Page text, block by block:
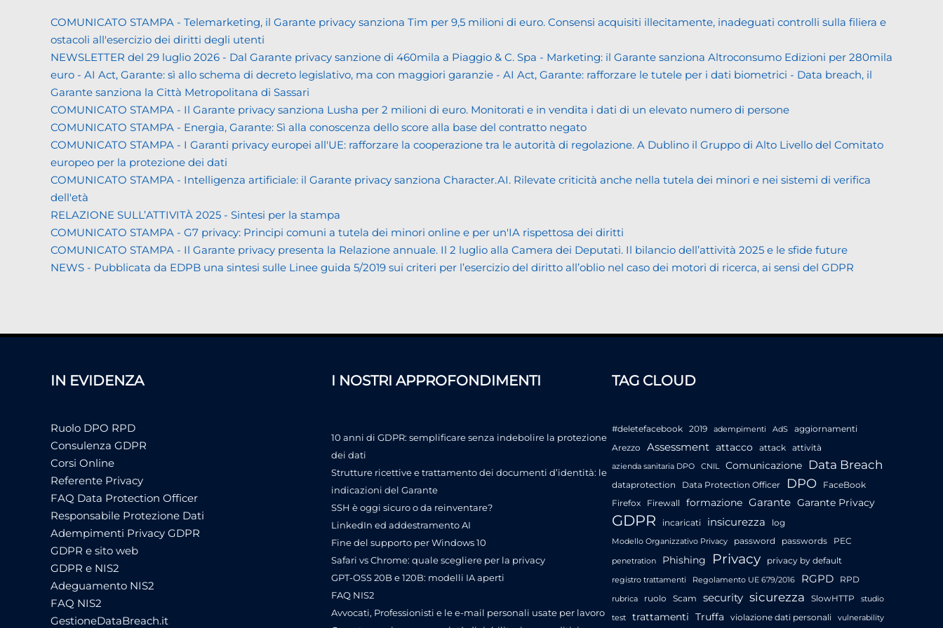
COMUNICATO STAMPA - Telemarketing, il Garante privacy sanziona Tim per 9,5 milioni di euro. Consensi acquisiti illecitamente, inadeguati controlli sulla filiera e
ostacoli all'esercizio dei diritti degli utenti
NEWSLETTER del 29 luglio 2026 - Dal Garante privacy sanzione di 460mila a Piaggio & C. Spa - Marketing: il Garante sanziona Altroconsumo Edizioni per 280mila
euro - AI Act, Garante: sì allo schema di decreto legislativo, ma con maggiori garanzie - AI Act, Garante: rafforzare le tutele per i dati biometrici - Data breach, il
Garante sanziona la Città Metropolitana di Sassari
COMUNICATO STAMPA - Il Garante privacy sanziona Lusha per 2 milioni di euro. Monitorati e in vendita i dati di un elevato numero di persone
COMUNICATO STAMPA - Energia, Garante: Sì alla conoscenza dello score alla base del contratto negato
COMUNICATO STAMPA - I Garanti privacy europei all'UE: rafforzare la cooperazione tra le autorità di regolazione. A Dublino il Gruppo di Alto Livello del Comitato
europeo per la protezione dei dati
COMUNICATO STAMPA - Intelligenza artificiale: il Garante privacy sanziona Character.AI. Rilevate criticità anche nella tutela dei minori e nei sistemi di verifica
dell'età
RELAZIONE SULL’ATTIVITÀ 2025 - Sintesi per la stampa
COMUNICATO STAMPA - G7 privacy: Principi comuni a tutela dei minori online e per un'IA rispettosa dei diritti
COMUNICATO STAMPA - Il Garante privacy presenta la Relazione annuale. Il 2 luglio alla Camera dei Deputati. Il bilancio dell’attività 2025 e le sfide future
NEWS - Pubblicata da EDPB una sintesi sulle Linee guida 5/2019 sui criteri per l’esercizio del diritto all’oblio nel caso dei motori di ricerca, ai sensi del GDPR
IN EVIDENZA
Ruolo DPO RPD
Consulenza GDPR
Corsi Online
Referente Privacy
FAQ Data Protection Officer
Responsabile Protezione Dati
Adempimenti Privacy GDPR
GDPR e sito web
GDPR e NIS2
Adeguamento NIS2
FAQ NIS2
GestioneDataBreach.it
I NOSTRI APPROFONDIMENTI
10 anni di GDPR: semplificare senza indebolire la protezione
dei dati
Strutture ricettive e trattamento dei documenti d’identità: le
indicazioni del Garante
SSH è oggi sicuro o da reinventare?
LinkedIn ed addestramento AI
Fine del supporto per Windows 10
Safari vs Chrome: quale scegliere per la privacy
GPT-OSS 20B e 120B: modelli IA aperti
FAQ NIS2
Avvocati, Professionisti e le e-mail personali usate per lavoro
TAG CLOUD
#deletefacebook 2019 adempimenti AdS
aggiornamenti
Arezzo
Assessment attacco attack attività
azienda sanitaria DPO CNIL Comunicazione Data Breach
dataprotection Data Protection Officer DPO
FaceBook
Firefox
Firewall formazione Garante Garante Privacy
GDPR incaricati insicurezza log
Modello Organizzativo Privacy password passwords PEC
penetration Phishing Privacy privacy by default
registro trattamenti Regolamento UE 679/2016 RGPD RPD
rubrica ruolo Scam security sicurezza SlowHTTP studio
test trattamenti Truffa violazione dati personali vulnerability